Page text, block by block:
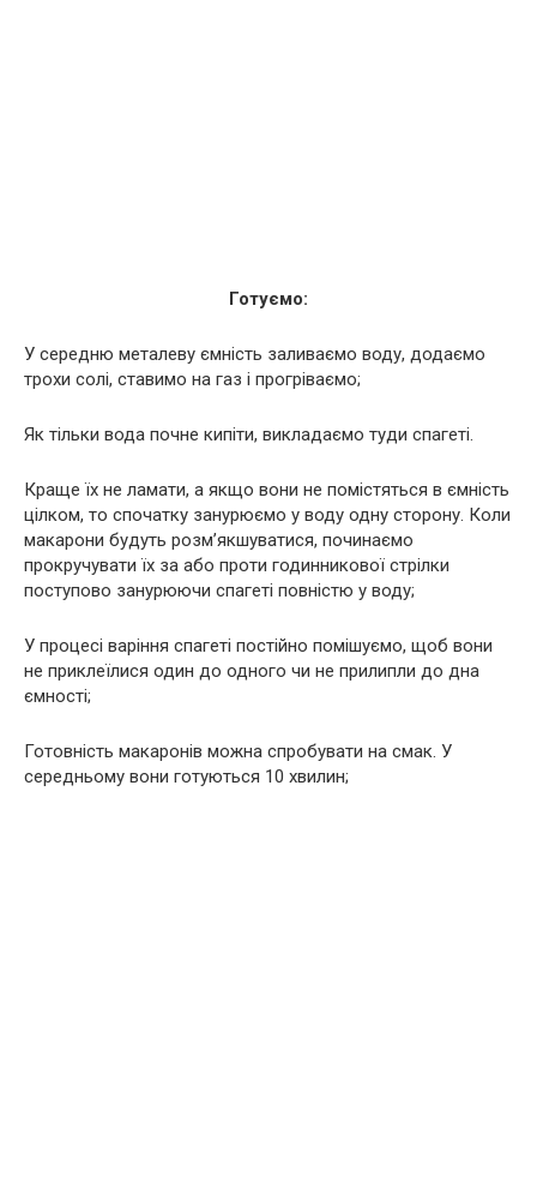
Готуємо:
У середню металеву ємність заливаємо воду, додаємо
трохи солі, ставимо на газ і прогріваємо;
Як тільки вода почне кипіти, викладаємо туди спагеті.
Краще їх не ламати, а якщо вони не помістяться в ємність
цілком, то спочатку занурюємо у воду одну сторону. Коли
макарони будуть розм’якшуватися, починаємо
прокручувати їх за або проти годинникової стрілки
поступово занурюючи спагеті повністю у воду;
У процесі варіння спагеті постійно помішуємо, щоб вони
не приклеїлися один до одного чи не прилипли до дна
ємності;
Готовність макаронів можна спробувати на смак. У
середньому вони готуються 10 хвилин;